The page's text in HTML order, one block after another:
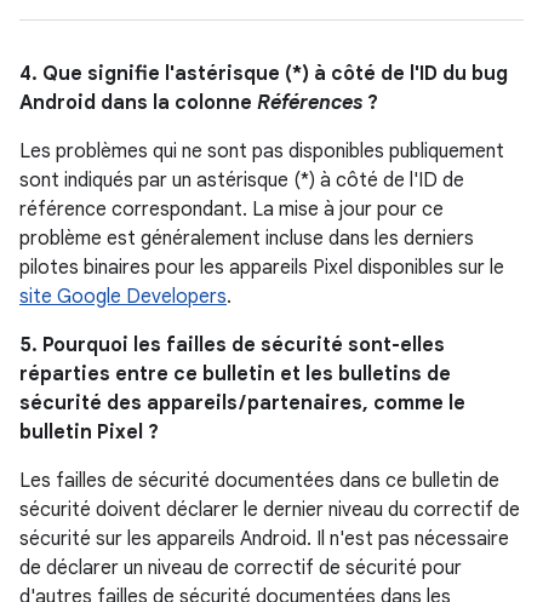
4. Que signifie l'astérisque (*) à côté de l'ID du bug
Android dans la colonne Références ?
Les problèmes qui ne sont pas disponibles publiquement
sont indiqués par un astérisque (*) à côté de l'ID de
référence correspondant. La mise à jour pour ce
problème est généralement incluse dans les derniers
pilotes binaires pour les appareils Pixel disponibles sur le
site Google Developers.
5. Pourquoi les failles de sécurité sont-elles
réparties entre ce bulletin et les bulletins de
sécurité des appareils / partenaires, comme le
bulletin Pixel ?
Les failles de sécurité documentées dans ce bulletin de
sécurité doivent déclarer le dernier niveau du correctif de
sécurité sur les appareils Android. Il n'est pas nécessaire
de déclarer un niveau de correctif de sécurité pour
d'autres failles de sécurité documentées dans les